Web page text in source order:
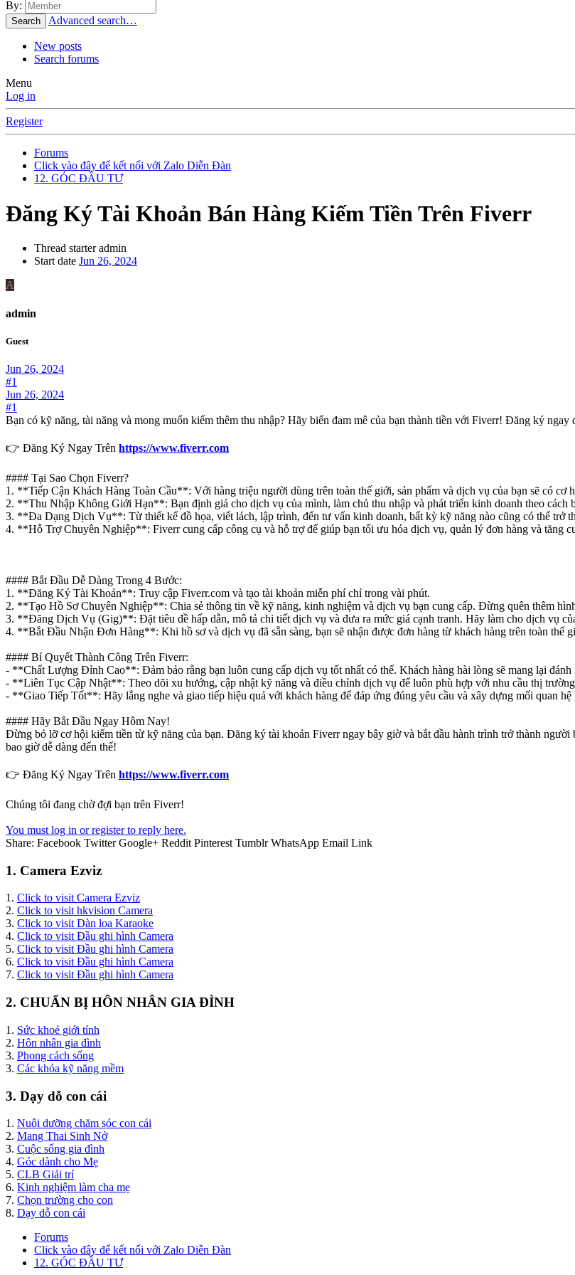
By:
Search Advanced search…
New posts
Search forums
Menu
Log in
Register
Forums
Click vào đây để kết nối với Zalo Diễn Đàn
12. GÓC ĐẦU TƯ
Đăng Ký Tài Khoản Bán Hàng Kiếm Tiền Trên Fiverr
Thread starter admin
Start date Jun 26, 2024
A
admin
Guest
Jun 26, 2024
#1
Jun 26, 2024
#1
Bạn có kỹ năng, tài năng và mong muốn kiếm thêm thu nhập? Hãy biến đam mê của bạn thành tiền với Fiverr! Đăng ký
👉 Đăng Ký Ngay Trên https://www.fiverr.com
#### Tại Sao Chọn Fiverr?
1. **Tiếp Cận Khách Hàng Toàn Cầu**: Với hàng triệu người dùng trên toàn thế giới, sản phẩm và dịch vụ của bạn sẽ có cơ
2. **Thu Nhập Không Giới Hạn**: Bạn định giá cho dịch vụ của mình, làm chủ thu nhập và phát triển kinh doanh theo cách
3. **Đa Dạng Dịch Vụ**: Từ thiết kế đồ họa, viết lách, lập trình, đến tư vấn kinh doanh, bất kỳ kỹ năng nào cũng có thể trở
4. **Hỗ Trợ Chuyên Nghiệp**: Fiverr cung cấp công cụ và hỗ trợ để giúp bạn tối ưu hóa dịch vụ, quản lý đơn hàng và tăng
#### Bắt Đầu Dễ Dàng Trong 4 Bước:
1. **Đăng Ký Tài Khoản**: Truy cập Fiverr.com và tạo tài khoản miễn phí chỉ trong vài phút.
2. **Tạo Hồ Sơ Chuyên Nghiệp**: Chia sẻ thông tin về kỹ năng, kinh nghiệm và dịch vụ bạn cung cấp. Đừng quên thêm
3. **Đăng Dịch Vụ (Gig)**: Đặt tiêu đề hấp dẫn, mô tả chi tiết dịch vụ và đưa ra mức giá cạnh tranh. Hãy làm cho dịch vụ
4. **Bắt Đầu Nhận Đơn Hàng**: Khi hồ sơ và dịch vụ đã sẵn sàng, bạn sẽ nhận được đơn hàng từ khách hàng trên toàn thế
#### Bí Quyết Thành Công Trên Fiverr:
- **Chất Lượng Đỉnh Cao**: Đảm bảo rằng bạn luôn cung cấp dịch vụ tốt nhất có thể. Khách hàng hài lòng sẽ mang lại đánh
- **Liên Tục Cập Nhật**: Theo dõi xu hướng, cập nhật kỹ năng và điều chỉnh dịch vụ để luôn phù hợp với nhu cầu thị
- **Giao Tiếp Tốt**: Hãy lắng nghe và giao tiếp hiệu quả với khách hàng để đáp ứng đúng yêu cầu và xây dựng mối quan hệ
#### Hãy Bắt Đầu Ngay Hôm Nay!
Đừng bỏ lỡ cơ hội kiếm tiền từ kỹ năng của bạn. Đăng ký tài khoản Fiverr ngay bây giờ và bắt đầu hành trình trở thành
bao giờ dễ dàng đến thế!
👉 Đăng Ký Ngay Trên https://www.fiverr.com
Chúng tôi đang chờ đợi bạn trên Fiverr!
You must log in or register to reply here.
Share: Facebook Twitter Google+ Reddit Pinterest Tumblr WhatsApp Email Link
1. Camera Ezviz
1. Click to visit Camera Ezviz
2. Click to visit hkvision Camera
3. Click to visit Dàn loa Karaoke
4. Click to visit Đầu ghi hình Camera
5. Click to visit Đầu ghi hình Camera
6. Click to visit Đầu ghi hình Camera
7. Click to visit Đầu ghi hình Camera
2. CHUẨN BỊ HÔN NHÂN GIA ĐÌNH
1. Sức khoẻ giới tính
2. Hôn nhân gia đình
3. Phong cách sống
3. Các khóa kỹ năng mềm
3. Dạy dỗ con cái
1. Nuôi dưỡng chăm sóc con cái
2. Mang Thai Sinh Nở
3. Cuộc sống gia đình
4. Góc dành cho Mẹ
5. CLB Giải trí
6. Kinh nghiệm làm cha mẹ
7. Chọn trường cho con
8. Dạy dỗ con cái
Forums
Click vào đây để kết nối với Zalo Diễn Đàn
12. GÓC ĐẦU TƯ